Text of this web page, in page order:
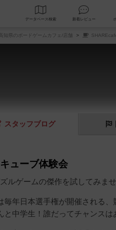
データベース 検索 新着レビ
高知県のボードゲームカフェ/店舗
スタッフブログ
ューブ体験会
ルゲームの傑作を試してみま
毎年日本選手権が開催される
と中学生！誰だってチャンスは